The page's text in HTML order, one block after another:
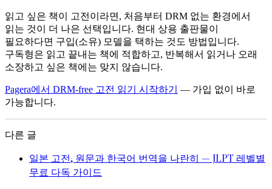
읽고 싶은 책이 고전이라면, 처음부터 DRM 없는 환경에서
읽는 것이 더 나은 선택입니다. 현대 상용 출판물이
필요하다면 구입(소유) 모델을 택하는 것도 방법입니다.
구독형은 읽고 끝내는 책에 적합하고, 반복해서 읽거나 오래
소장하고 싶은 책에는 맞지 않습니다.
Pagera에서 DRM-free 고전 읽기 시작하기
— 가입 없이 바로
가능합니다.
다른 글
일본 고전, 원문과 한국어 번역을 나란히 — JLPT 레벨별
무료 다독 가이드